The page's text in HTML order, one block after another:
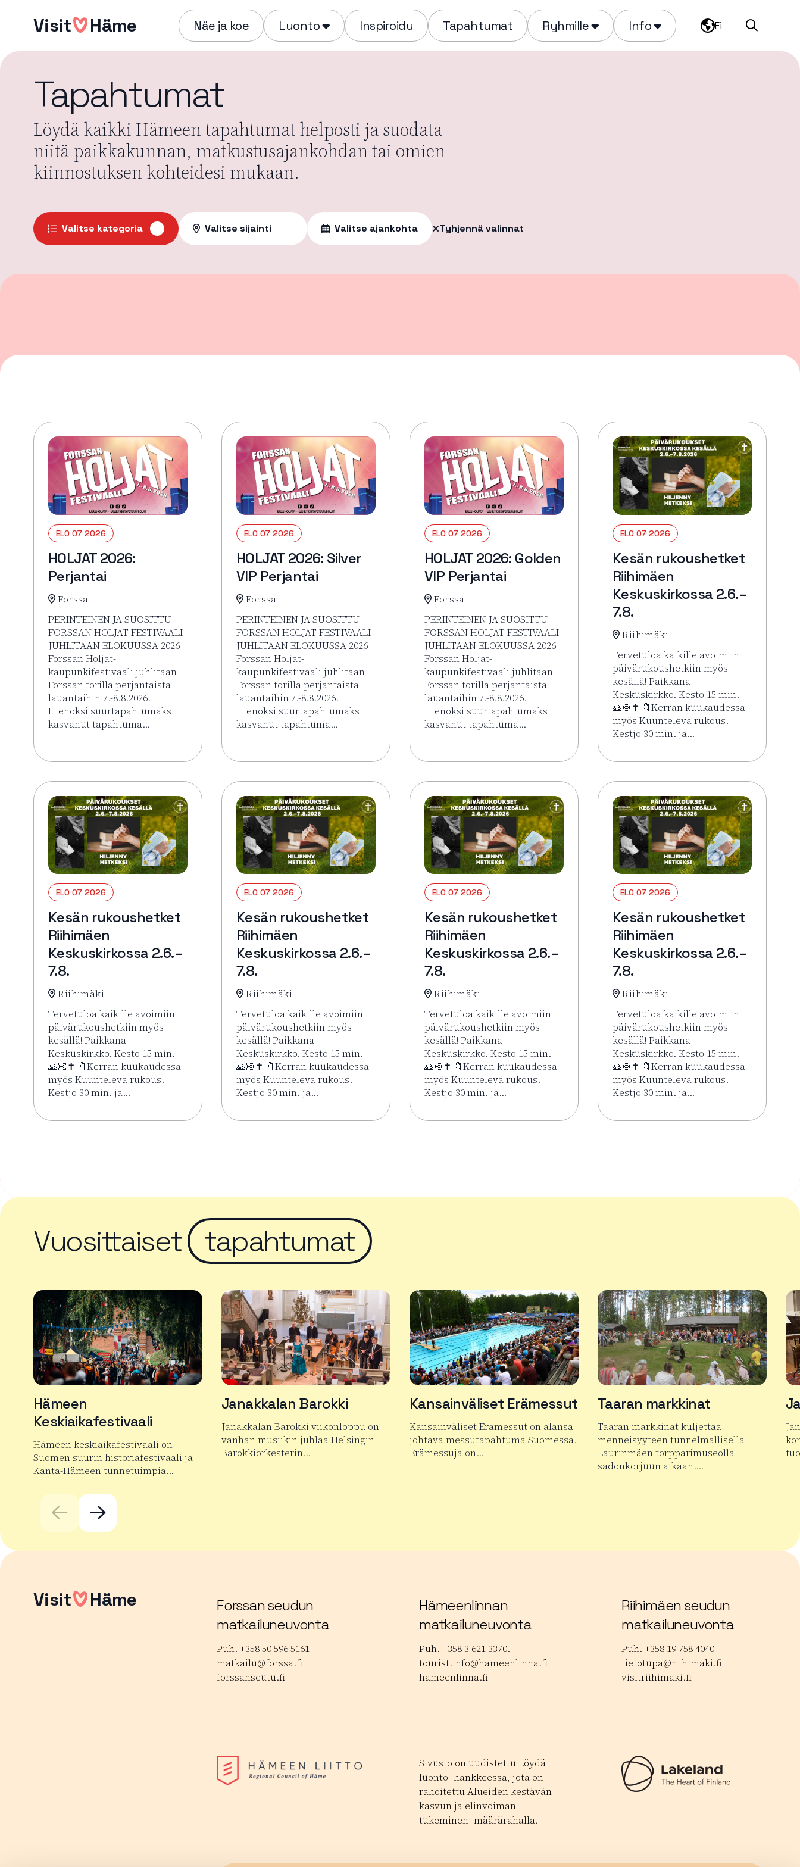
sisältöönVisit Häme Näe ja koe Luonto Inspiroidu Tapahtumat Ryhmille Info Fi Haku
Tapahtumat
Löydä kaikki Hämeen tapahtumat helposti ja suodata
niitä paikkakunnan, matkustusajankohdan tai omien
kiinnostuksen kohteidesi mukaan.
Valitse kategoria Valitse sijainti Valitse ajankohta Tyhjennä valinnat
ELO 07 2026
HOLJAT 2026:
Perjantai
Forssa
PERINTEINEN JA SUOSITTU
FORSSAN HOLJAT-FESTIVAALI
JUHLITAAN ELOKUUSSA 2026
Forssan Holjat-
kaupunkifestivaali juhlitaan
Forssan torilla perjantaista
lauantaihin 7.-8.8.2026.
Hienoksi suurtapahtumaksi
kasvanut tapahtuma…
Lue lisää tapahtumasta HOLJAT 2026: Perjantai
ELO 07 2026
HOLJAT 2026: Silver
VIP Perjantai
Forssa
PERINTEINEN JA SUOSITTU
FORSSAN HOLJAT-FESTIVAALI
JUHLITAAN ELOKUUSSA 2026
Forssan Holjat-
kaupunkifestivaali juhlitaan
Forssan torilla perjantaista
lauantaihin 7.-8.8.2026.
Hienoksi suurtapahtumaksi
kasvanut tapahtuma…
Lue lisää tapahtumasta HOLJAT 2026: Silver VIP Perjantai
ELO 07 2026
HOLJAT 2026: Golden
VIP Perjantai
Forssa
PERINTEINEN JA SUOSITTU
FORSSAN HOLJAT-FESTIVAALI
JUHLITAAN ELOKUUSSA 2026
Forssan Holjat-
kaupunkifestivaali juhlitaan
Forssan torilla perjantaista
lauantaihin 7.-8.8.2026.
Hienoksi suurtapahtumaksi
kasvanut tapahtuma…
Lue lisää tapahtumasta HOLJAT 2026: Golden VIP Perjantai
ELO 07 2026
Kesän rukoushetket
Riihimäen
Keskuskirkossa 2.6.–
7.8.
Riihimäki
Tervetuloa kaikille avoimiin
päivärukoushetkiin myös
kesällä! Paikkana
Keskuskirkko. Kesto 15 min.
🙏🏻✝️ 🔖Kerran kuukaudessa
myös Kuunteleva rukous.
Kestjo 30 min. ja…
Lue lisää tapahtumasta Kesän
ELO 07 2026
Kesän rukoushetket
Riihimäen
Keskuskirkossa 2.6.–
7.8.
Riihimäki
Tervetuloa kaikille avoimiin
päivärukoushetkiin myös
kesällä! Paikkana
Keskuskirkko. Kesto 15 min.
🙏🏻✝️ 🔖Kerran kuukaudessa
myös Kuunteleva rukous.
Kestjo 30 min. ja…
Lue lisää tapahtumasta Kesän rukoushetket Riihimäen Keskuskirkossa 2.6.–7.8.
ELO 07 2026
Kesän rukoushetket
Riihimäen
Keskuskirkossa 2.6.–
7.8.
Riihimäki
Tervetuloa kaikille avoimiin
päivärukoushetkiin myös
kesällä! Paikkana
Keskuskirkko. Kesto 15 min.
🙏🏻✝️ 🔖Kerran kuukaudessa
myös Kuunteleva rukous.
Kestjo 30 min. ja…
Lue lisää tapahtumasta Kesän rukoushetket Riihimäen Keskuskirkossa 2.6.–7.8.
ELO 07 2026
Kesän rukoushetket
Riihimäen
Keskuskirkossa 2.6.–
7.8.
Riihimäki
Tervetuloa kaikille avoimiin
päivärukoushetkiin myös
kesällä! Paikkana
Keskuskirkko. Kesto 15 min.
🙏🏻✝️ 🔖Kerran kuukaudessa
myös Kuunteleva rukous.
Kestjo 30 min. ja…
Lue lisää tapahtumasta Kesän rukoushetket Riihimäen Keskuskirkossa 2.6.–7.8.
ELO 07 2026
Kesän rukoushetket
Riihimäen
Keskuskirkossa 2.6.–
7.8.
Riihimäki
Tervetuloa kaikille avoimiin
päivärukoushetkiin myös
kesällä! Paikkana
Keskuskirkko. Kesto 15 min.
🙏🏻✝️ 🔖Kerran kuukaudessa
myös Kuunteleva rukous.
Kestjo 30 min. ja…
Lue lisää tapahtumasta Kesän
Vuosittaiset tapahtumat
Hämeen
Keskiaikafestivaali
Hämeen keskiaikafestivaali on
Suomen suurin historiafestivaali ja
Kanta-Hämeen tunnetuimpia…
Janakkalan Barokki
Janakkalan Barokki viikonloppu on
vanhan musiikin juhlaa Helsingin
Barokkiorkesterin…
Kansainväliset Erämessut
Kansainväliset Erämessut on alansa
johtava messutapahtuma Suomessa.
Erämessuja on…
Lue lisää tuotteesta Kansainväliset Erämessut
Taaran markkinat
Taaran markkinat kuljettaa
menneisyyteen tunnelmallisella
Laurinmäen torpparimuseolla
sadonkorjuun aikaan….
Visit Häme
Forssan seudun
matkailuneuvonta
Puh. +358 50 596 5161
matkailu@forssa.fi
forssanseutu.fi
Hämeenlinnan
matkailuneuvonta
Puh. +358 3 621 3370.
tourist.info@hameenlinna.fi
hameenlinna.fi
Riihimäen seudun
matkailuneuvonta
Puh. +358 19 758 4040
tietotupa@riihimaki.fi
visitriihimaki.fi
Sivusto on uudistettu Löydä
luonto -hankkeessa, jota on
rahoitettu Alueiden kestävän
kasvun ja elinvoiman
tukeminen -määrärahalla.